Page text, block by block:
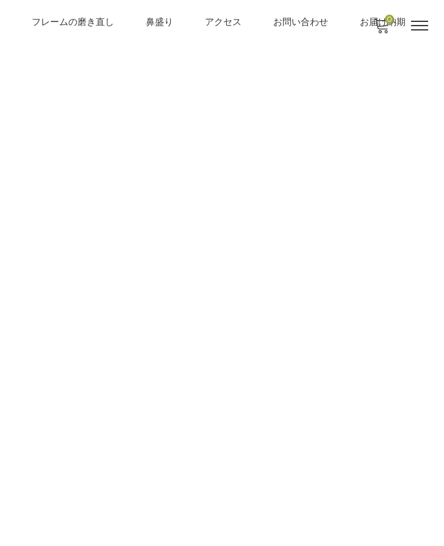
フレームの磨き直し 鼻盛り アクセス お問い合わせ お届け納期
0